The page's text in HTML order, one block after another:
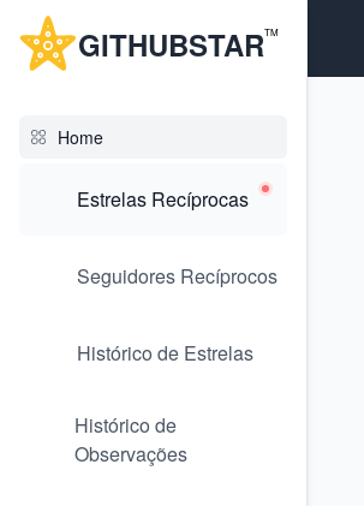
GITHUBSTARTM
Home
Estrelas Recíprocas
Seguidores Recíprocos
Histórico de Estrelas
Histórico de
Observações